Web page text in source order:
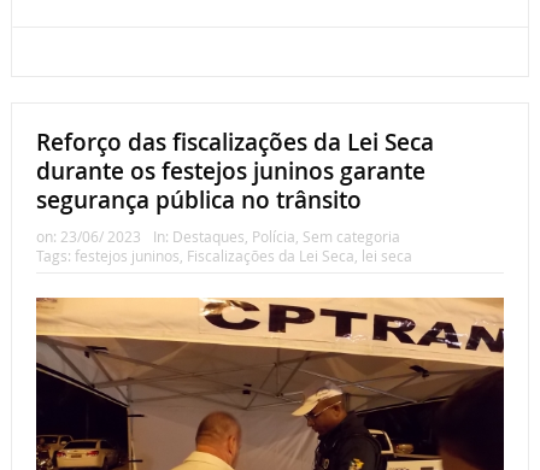
Reforço das fiscalizações da Lei Seca
durante os festejos juninos garante
segurança pública no trânsito
on: 23/06/ 2023 In: Destaques Polícia Sem categoria
Tags: festejos juninos Fiscalizações da Lei Seca lei seca